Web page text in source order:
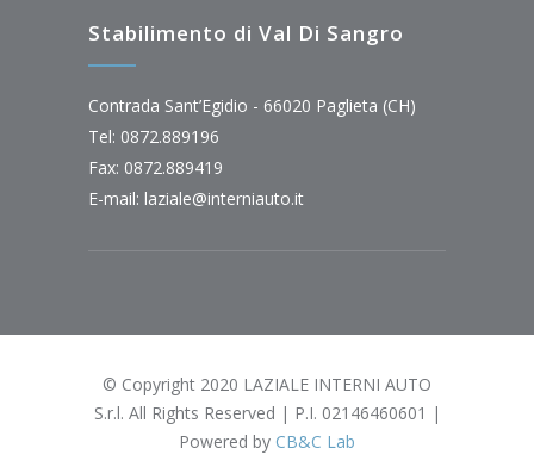
Stabilimento di Val Di Sangro
Contrada Sant’Egidio - 66020 Paglieta (CH)
Tel: 0872.889196
Fax: 0872.889419
E-mail: laziale@interniauto.it
© Copyright 2020 LAZIALE INTERNI AUTO
S.r.l. All Rights Reserved | P.I. 02146460601 |
Powered by CB&C Lab